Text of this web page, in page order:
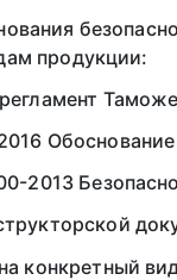
продукции:
Обоснование
2013
конкретный